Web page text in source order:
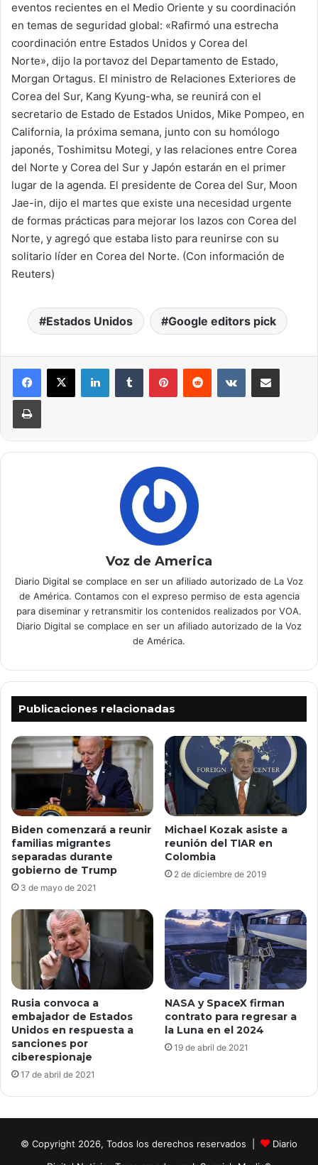
eventos recientes en el Medio Oriente y su coordinación
en temas de seguridad global: «Rafirmó una estrecha
coordinación entre Estados Unidos y Corea del
Norte», dijo la portavoz del Departamento de Estado,
Morgan Ortagus. El ministro de Relaciones Exteriores de
Corea del Sur, Kang Kyung-wha, se reunirá con el
secretario de Estado de Estados Unidos, Mike Pompeo, en
California, la próxima semana, junto con su homólogo
japonés, Toshimitsu Motegi, y las relaciones entre Corea
del Norte y Corea del Sur y Japón estarán en el primer
lugar de la agenda. El presidente de Corea del Sur, Moon
Jae-in, dijo el martes que existe una necesidad urgente
de formas prácticas para mejorar los lazos con Corea del
Norte, y agregó que estaba listo para reunirse con su
solitario líder en Corea del Norte. (Con información de
Reuters)
Estados Unidos Google editors pick
Voz de America
Diario Digital se complace en ser un afiliado autorizado de La Voz
de América. Contamos con el expreso permiso de esta agencia
para diseminar y retransmitir los contenidos realizados por VOA.
Diario Digital se complace en ser un afiliado autorizado de la Voz
de América.
Publicaciones relacionadas
Biden comenzará a reunir
familias migrantes
separadas durante
gobierno de Trump
3 de mayo de 2021
Michael Kozak asiste a
reunión del TIAR en
Colombia
2 de diciembre de 2019
Rusia convoca a
embajador de Estados
Unidos en respuesta a
sanciones por
ciberespionaje
17 de abril de 2021
NASA y SpaceX firman
contrato para regresar a
la Luna en el 2024
19 de abril de 2021
© Copyright 2026, Todos los derechos reservados |
Diario